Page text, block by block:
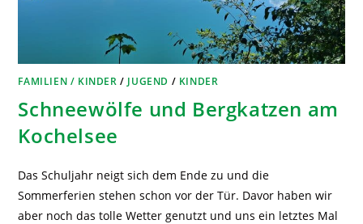
FAMILIEN / KINDER / JUGEND / KINDER
Schneewölfe und Bergkatzen am
Kochelsee
Das Schuljahr neigt sich dem Ende zu und die
Sommerferien stehen schon vor der Tür. Davor haben wir
aber noch das tolle Wetter genutzt und uns ein letztes Mal